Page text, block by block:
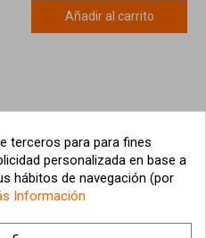
Añadir al carrito
terceros para para fines
personalizada en base a
hábitos de navegación (por
Información